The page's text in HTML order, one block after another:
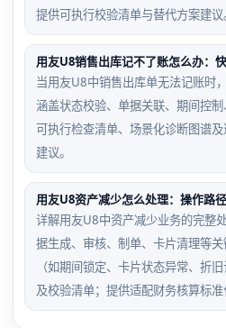
提供可执行校验清单与替代方案建议
用友U8销售出库记不了账怎么办：
当用友U8中销售出库单无法记账时
涵盖状态校验、单据关联、期间控
可执行检查清单、场景化诊断图谱
建议。
用友U8资产减少怎么处理：操作路
详解用友U8中资产减少业务的完整
据生成、审核、制单、卡片清理等
（如期间锁定、卡片状态异常、折
及校验清单；提供适配财务核算标准